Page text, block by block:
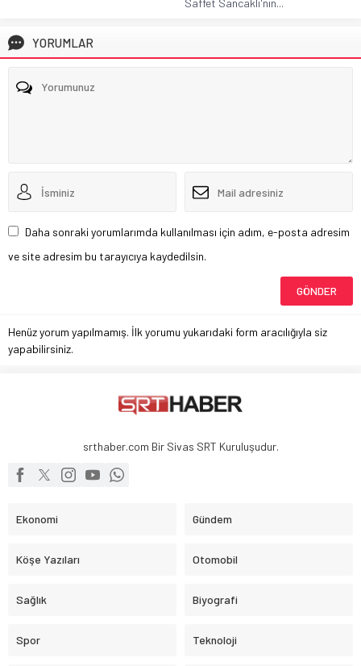
Saffet Sancaklı'nın...
YORUMLAR
Daha sonraki yorumlarımda kullanılması için adım, e-posta adresim
ve site adresim bu tarayıcıya kaydedilsin.
Henüz yorum yapılmamış. İlk yorumu yukarıdaki form aracılığıyla siz
yapabilirsiniz.
srthaber.com Bir Sivas SRT Kuruluşudur.
Ekonomi Gündem
Köşe Yazıları Otomobil
Sağlık Biyografi
Spor Teknoloji